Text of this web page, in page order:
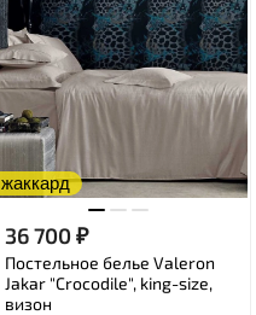
жаккард
36 700₽
Постельное белье Valeron
Jakar "Crocodile", king-size,
визон